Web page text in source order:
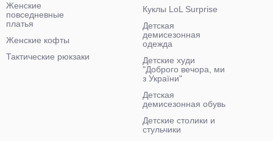
Женские
повседневные
платья
Женские кофты
Тактические рюкзаки
Куклы LoL Surprise
Детская
демисезонная
одежда
Детские худи
"Доброго вечора, ми
з України"
Детская
демисезонная обувь
Детские столики и
стульчики